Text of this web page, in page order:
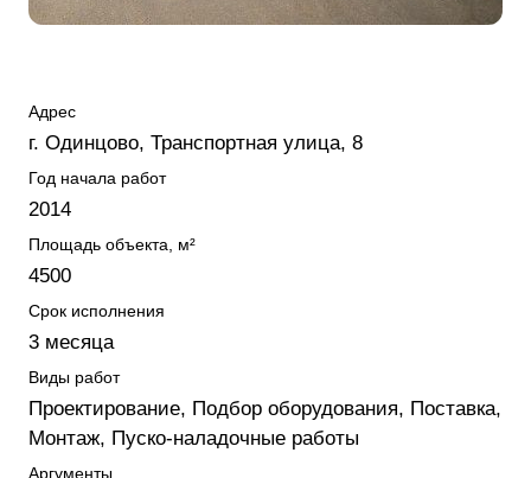
Адрес
г. Одинцово, Транспортная улица, 8
Год начала работ
2014
Площадь объекта, м²
4500
Срок исполнения
3 месяца
Виды работ
Проектирование, Подбор оборудования, Поставка,
Монтаж, Пуско-наладочные работы
Аргументы